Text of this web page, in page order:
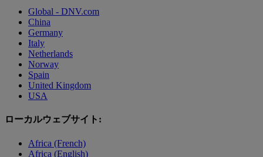
Global - DNV.com
China
Germany
Italy
Netherlands
Norway
Spain
United Kingdom
USA
ローカルウェブサイト:
Africa (French)
Africa (English)